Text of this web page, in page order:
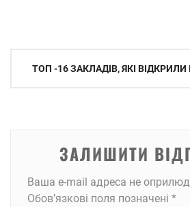
Навігація
ТОП -16 ЗАКЛАДІВ, ЯКІ ВІДКРИЛИ
ЗАЛИШИТИ
Ваша e-mail адреса не
Обов’язкові поля позначені *